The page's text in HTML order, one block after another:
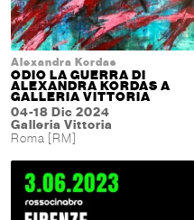
Alexandra Kordas
ODIO LA GUERRA DI
ALEXANDRA KORDAS A
GALLERIA VITTORIA
04-18 Dic 2024
Galleria Vittoria
Roma [RM]